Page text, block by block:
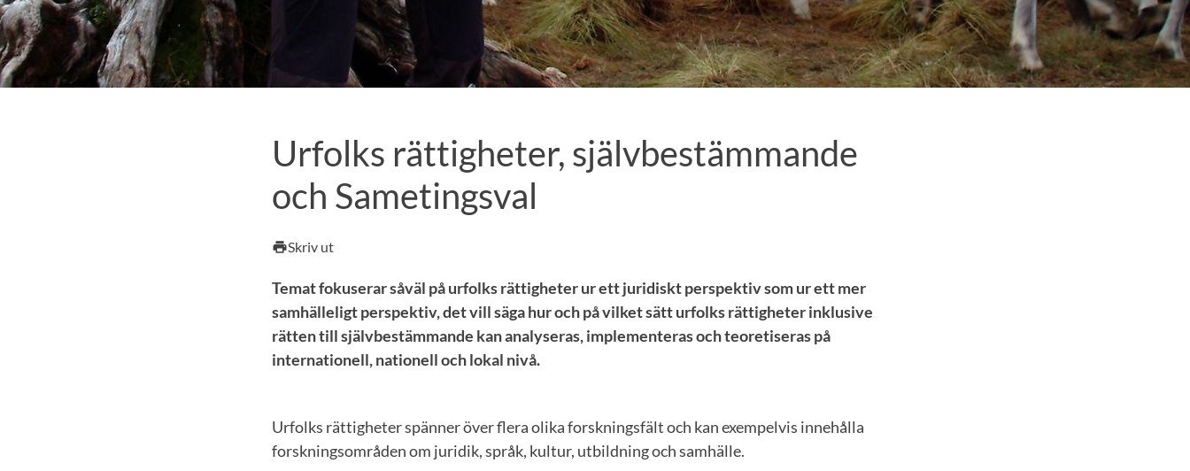
Urfolks rättigheter, självbestämmande
och Sametingsval
printSkriv ut
Temat fokuserar såväl på urfolks rättigheter ur ett juridiskt perspektiv som ur ett mer
samhälleligt perspektiv, det vill säga hur och på vilket sätt urfolks rättigheter inklusive
rätten till självbestämmande kan analyseras, implementeras och teoretiseras på
internationell, nationell och lokal nivå.
Urfolks rättigheter spänner över flera olika forskningsfält och kan exempelvis innehålla
forskningsområden om juridik, språk, kultur, utbildning och samhälle.